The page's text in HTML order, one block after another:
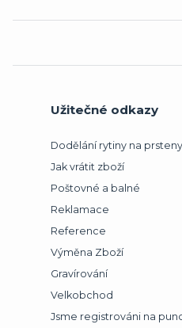
Užitečné odkazy
Dodělání rytiny na prsteny
Jak vrátit zboží
Poštovné a balné
Reklamace
Reference
Výměna Zboží
Gravírování
Velkobchod
Jsme registrováni na